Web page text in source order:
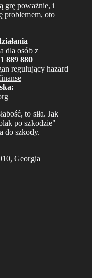
grę poważnie, i
problemem, oto
dla osób z
889 880
regulujący hazard
to siła. Jak
po szkodzie" –
do szkody.
Georgia